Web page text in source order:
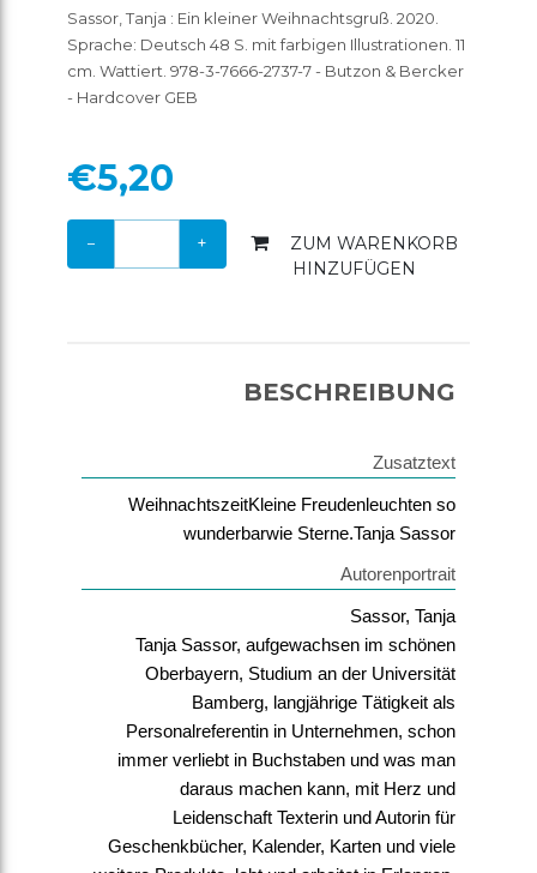
Sassor, Tanja : Ein kleiner Weihnachtsgruß. 2020.
Sprache: Deutsch 48 S. mit farbigen Illustrationen. 11
cm. Wattiert. 978-3-7666-2737-7 - Butzon & Bercker
- Hardcover GEB
€5,20
− +
ZUM WARENKORB
HINZUFÜGEN
BESCHREIBUNG
Zusatztext
WeihnachtszeitKleine Freudenleuchten so
wunderbarwie Sterne.Tanja Sassor
Autorenportrait
Sassor, Tanja
Tanja Sassor, aufgewachsen im schönen
Oberbayern, Studium an der Universität
Bamberg, langjährige Tätigkeit als
Personalreferentin in Unternehmen, schon
immer verliebt in Buchstaben und was man
daraus machen kann, mit Herz und
Leidenschaft Texterin und Autorin für
Geschenkbücher, Kalender, Karten und viele
ALLE VERKÄUFER